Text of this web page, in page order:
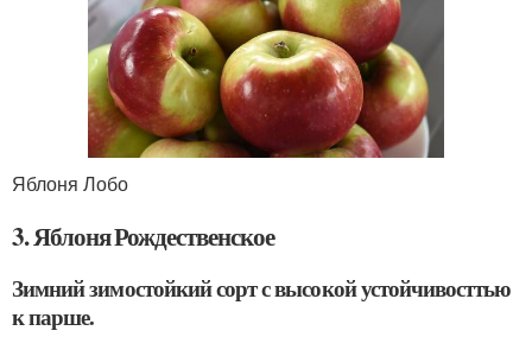
Яблоня Лобо
3. Яблоня Рождественское
Зимний зимостойкий сорт с высокой устойчивосттью
к парше.